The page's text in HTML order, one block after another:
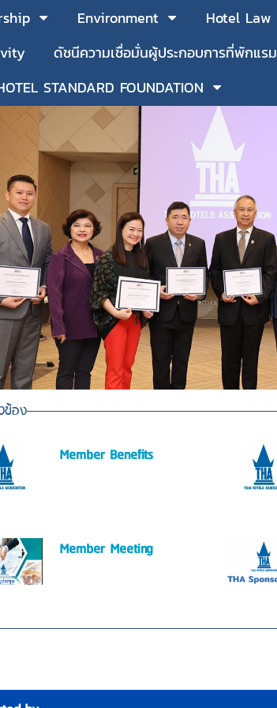
Environment Hotel Law
ดัชนีความเชื่อมั่นผู้ประกอบการที่พักแรม
STANDARD FOUNDATION
ข้อง
Member Benefits
Member Meeting